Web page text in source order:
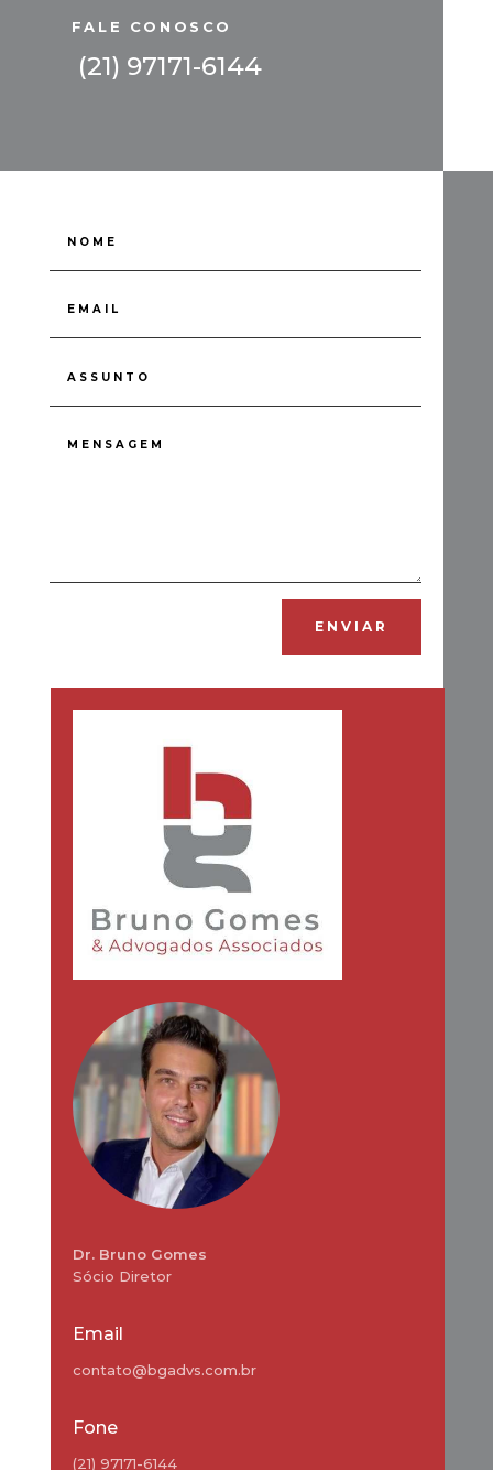
FALE CONOSCO
(21) 97171-6144
ENVIAR
Dr. Bruno Gomes
Sócio Diretor
Email
contato@bgadvs.com.br
Fone
(21) 97171-6144